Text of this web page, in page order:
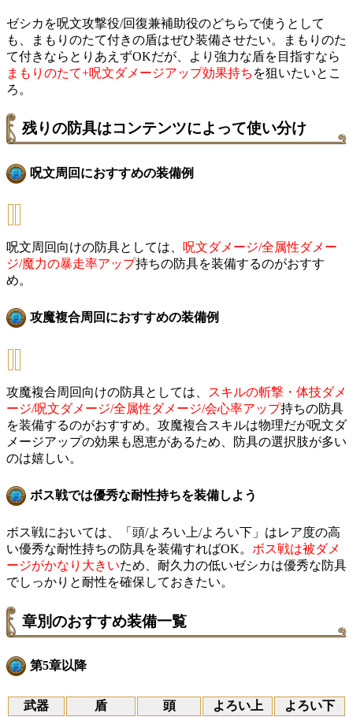
ゼシカを呪文攻撃役/回復兼補助役のどちらで使うとして
も、まもりのたて付きの盾はぜひ装備させたい。まもりのた
て付きならとりあえずOKだが、より強力な盾を目指すなら
まもりのたて+呪文ダメージアップ効果持ち を狙いたいとこ
ろ。
残りの防具はコンテンツによって使い分け
呪文周回におすすめの装備例
呪文周回向けの防具としては、 呪文ダメージ/全属性ダメー
ジ/魔力の暴走率アップ持ちの防具を装備するのがおすす
め。
攻魔複合周回におすすめの装備例
攻魔複合周回向けの防具としては、
スキルの斬撃・体技ダメ
ージ/呪文ダメージ/全属性ダメージ/会心率アップ持ちの防具
を装備するのがおすすめ。攻魔複合スキルは物理だが呪文ダ
メージアップの効果も恩恵があるため、防具の選択肢が多い
のは嬉しい。
ボス戦では優秀な耐性持ちを装備しよう
ボス戦においては、「頭/よろい上/よろい下」はレア度の高
い優秀な耐性持ちの防具を装備すればOK。 ボス戦は被ダメ
ージがかなり大きいため、耐久力の低いゼシカは優秀な防具
でしっかりと耐性を確保しておきたい。
章別のおすすめ装備一覧
第5章以降
武器 盾 頭 よろい上 よろい下